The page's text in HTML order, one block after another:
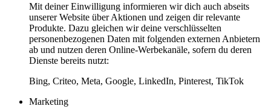
Mit deiner Einwilligung informieren wir dich auch abseits
unserer Website über Aktionen und zeigen dir relevante
Produkte. Dazu gleichen wir deine verschlüsselten
personenbezogenen Daten mit folgenden externen Anbietern
ab und nutzen deren Online-Werbekanäle, sofern du deren
Dienste bereits nutzt:
Bing, Criteo, Meta, Google, LinkedIn, Pinterest, TikTok
Marketing